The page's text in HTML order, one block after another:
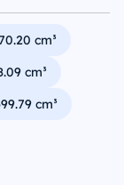
cm³
cm³
cm³